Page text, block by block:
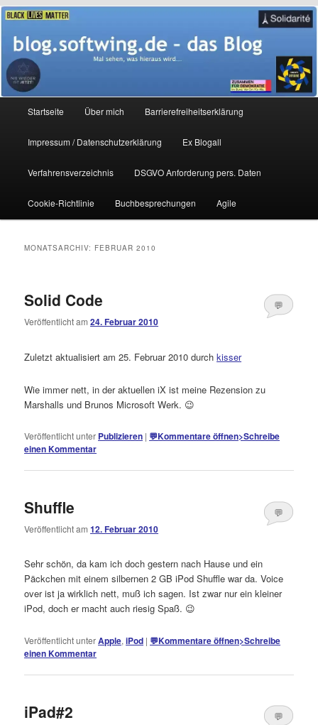
Zum
primären
Inhalt
springen
Zum
sekundären
Inhalt
springen
blog.softwing.de – das Blog
Mal sehen, was hieraus wird…
Startseite Über mich Barrierefreiheitserklärung
Impressum / Datenschutzerklärung Ex Blogall
Verfahrensverzeichnis DSGVO Anforderung pers. Daten
Cookie-Richtlinie Buchbesprechungen Agile
MONATSARCHIV: FEBRUAR 2010
Solid Code
Veröffentlicht am24. Februar 2010
💬
Zuletzt aktualisiert am 25. Februar 2010 durchkisser
Wie immer nett, in der aktuellen iX ist meine Rezension zu
Marshalls und Brunos Microsoft Werk. 😉
Veröffentlicht unter Publizieren | 💬Kommentare öffnen>Schreibe
einen Kommentar
Shuffle
Veröffentlicht am12. Februar 2010
💬
Sehr schön, da kam ich doch gestern nach Hause und ein
Päckchen mit einem silbernen 2 GB iPod Shuffle war da. Voice
over ist ja wirklich nett, muß ich sagen. Ist zwar nur ein kleiner
iPod, doch er macht auch riesig Spaß. 😉
Veröffentlicht unterApple,iPod | 💬Kommentare öffnen>Schreibe
einen Kommentar
iPad#2
💬